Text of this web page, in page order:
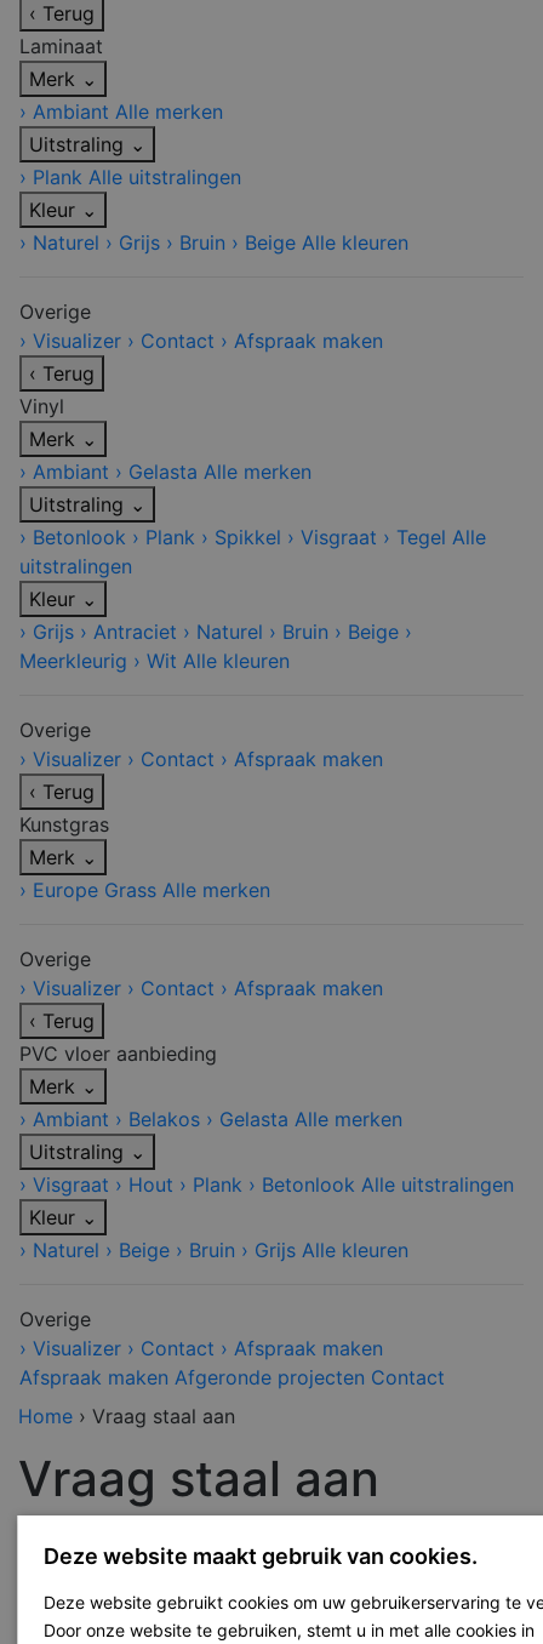
‹ Terug
Laminaat
Merk ⌄
› Ambiant Alle merken
Uitstraling ⌄
› Plank Alle uitstralingen
Kleur ⌄
› Naturel › Grijs › Bruin › Beige Alle kleuren
Overige
› Visualizer › Contact › Afspraak maken
‹ Terug
Vinyl
Merk ⌄
› Ambiant › Gelasta Alle merken
Uitstraling ⌄
› Betonlook › Plank › Spikkel › Visgraat › Tegel Alle
uitstralingen
Kleur ⌄
› Grijs › Antraciet › Naturel › Bruin › Beige ›
Meerkleurig › Wit Alle kleuren
Overige
› Visualizer › Contact › Afspraak maken
‹ Terug
Kunstgras
Merk ⌄
› Europe Grass Alle merken
Overige
› Visualizer › Contact › Afspraak maken
‹ Terug
PVC vloer aanbieding
Merk ⌄
› Ambiant › Belakos › Gelasta Alle merken
Uitstraling ⌄
› Visgraat › Hout › Plank › Betonlook Alle uitstralingen
Kleur ⌄
› Naturel › Beige › Bruin › Grijs Alle kleuren
Overige
› Visualizer › Contact › Afspraak maken
Afspraak maken Afgeronde projecten Contact
Home › Vraag staal aan
Vraag staal aan
Deze website maakt gebruik van cookies.
Deze website gebruikt cookies om uw gebruikerservaring te
Door onze website te gebruiken, stemt u in met alle cookies in